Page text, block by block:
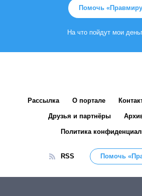
Помочь
На что пойдут мои
Рассылка О портале
Друзья и партнёры
Политика
RSS Помочь